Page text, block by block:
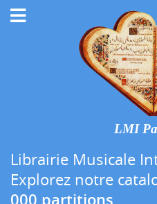
LMI
Librairie Musicale
Explorez notre
000 partitions